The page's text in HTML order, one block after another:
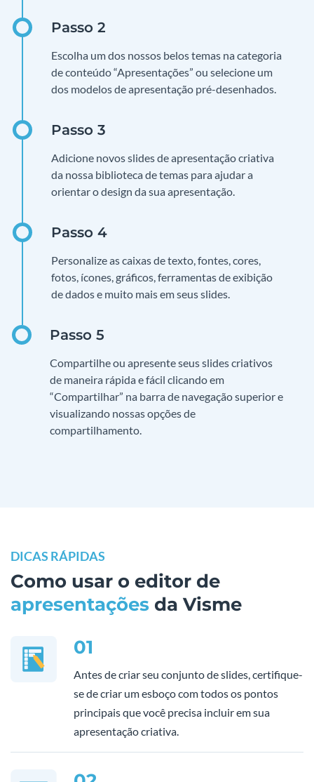
Escolha um dos nossos belos temas na categoria
de conteúdo “Apresentações” ou selecione um
dos modelos de apresentação pré-desenhados.
Adicione novos slides de apresentação criativa
da nossa biblioteca de temas para ajudar a
orientar o design da sua apresentação.
Personalize as caixas de texto, fontes, cores,
fotos, ícones, gráficos, ferramentas de exibição
de dados e muito mais em seus slides.
Compartilhe ou apresente seus slides criativos
de maneira rápida e fácil clicando em
“Compartilhar” na barra de navegação superior e
visualizando nossas opções de
compartilhamento.
DICAS RÁPIDAS
Como usar o editor de
apresentações da Visme
01
Antes de criar seu conjunto de slides, certifique-
se de criar um esboço com todos os pontos
principais que você precisa incluir em sua
apresentação criativa.